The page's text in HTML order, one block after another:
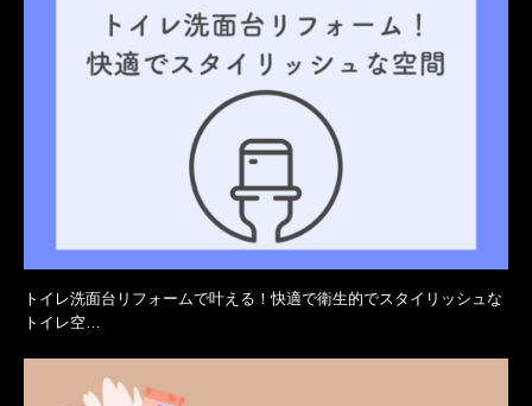
トイレ洗面台リフォームで叶える！快適で衛生的でスタイリッシュな
トイレ空…